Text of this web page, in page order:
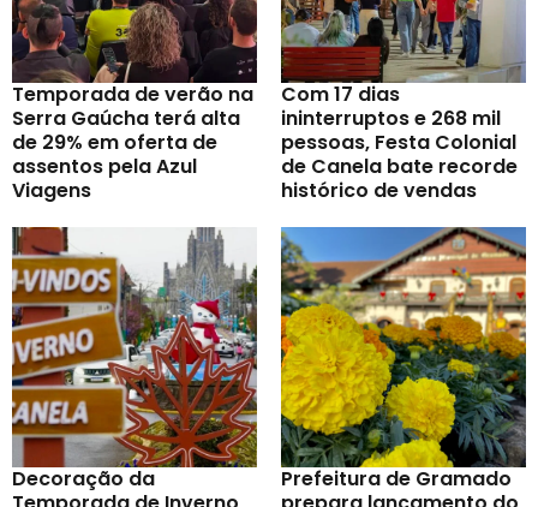
Temporada de verão na
Serra Gaúcha terá alta
de 29% em oferta de
assentos pela Azul
Viagens
Com 17 dias
ininterruptos e 268 mil
pessoas, Festa Colonial
de Canela bate recorde
histórico de vendas
Decoração da
Prefeitura de Gramado